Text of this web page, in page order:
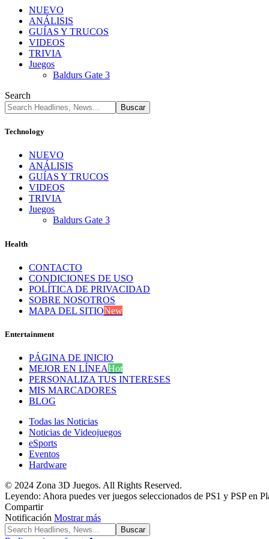
NUEVO
ANÁLISIS
GUÍAS Y TRUCOS
VIDEOS
TRIVIA
Juegos
Baldurs Gate 3
Search
Technology
NUEVO
ANÁLISIS
GUÍAS Y TRUCOS
VIDEOS
TRIVIA
Juegos
Baldurs Gate 3
Health
CONTACTO
CONDICIONES DE USO
POLÍTICA DE PRIVACIDAD
SOBRE NOSOTROS
MAPA DEL SITIONew
Entertainment
PÁGINA DE INICIO
MEJOR EN LÍNEAHot
PERSONALIZA TUS INTERESES
MIS MARCADORES
BLOG
Todas las Noticias
Noticias de Videojuegos
eSports
Eventos
Hardware
© 2024 Zona 3D Juegos. All Rights Reserved.
Leyendo: Ahora puedes ver juegos seleccionados de PS1 y PSP en
Compartir
Notificación Mostrar más